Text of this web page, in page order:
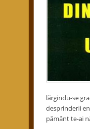
lărgindu-se
desprinderii
pământ te-ai